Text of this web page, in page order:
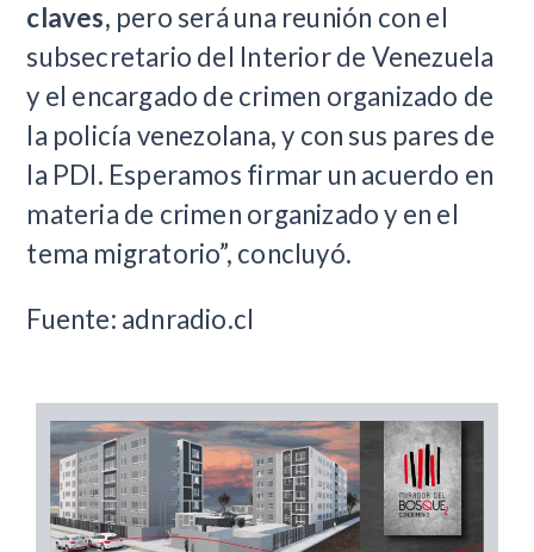
claves, pero será una reunión con el
subsecretario del Interior de Venezuela
y el encargado de crimen organizado de
la policía venezolana, y con sus pares de
la PDI. Esperamos firmar un acuerdo en
materia de crimen organizado y en el
tema migratorio”, concluyó.
Fuente: adnradio.cl